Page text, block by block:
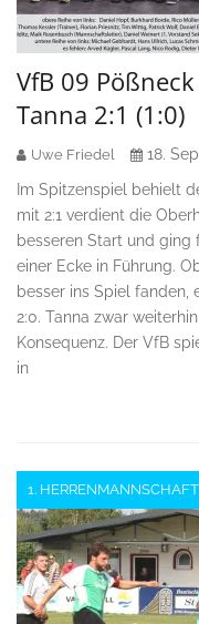
VfB 09
Tanna 2:1 (1:0)
Uwe Friedel
18.
Im Spitzenspiel behielt
mit 2:1 verdient die
besseren Start und ging
einer Ecke in Führung.
besser ins Spiel fanden,
2:0. Tanna zwar
Konsequenz. Der VfB
in
1. HERRENMANNSCHAFT